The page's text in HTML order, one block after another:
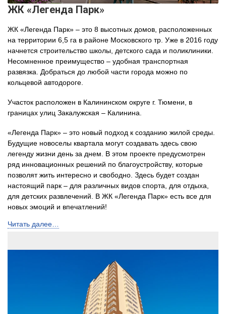
ЖК «Легенда Парк»
ЖК «Легенда Парк» – это 8 высотных домов, расположенных
на территории 6,5 га в районе Московского тр. Уже в 2016 году
начнется строительство школы, детского сада и поликлиники.
Несомненное преимущество – удобная транспортная
развязка. Добраться до любой части города можно по
кольцевой автодороге.
Участок расположен в Калининском округе г. Тюмени, в
границах улиц Закалужская – Калинина.
«Легенда Парк» – это новый подход к созданию жилой среды.
Будущие новоселы квартала могут создавать здесь свою
легенду жизни день за днем. В этом проекте предусмотрен
ряд инновационных решений по благоустройству, которые
позволят жить интересно и свободно. Здесь будет создан
настоящий парк – для различных видов спорта, для отдыха,
для детских развлечений. В ЖК «Легенда Парк» есть все для
новых эмоций и впечатлений!
Новый стандарт жилья «Квартира+» – это больше, чем
«Легенда Парк» – это территория счастливого детства! Всего в
квартале будет пять интересных, безопасных детских
площадок. На одной из них – большой игровой комплекс –
корабль, где ваши дети смогут почувствовать себя настоящими
Читать далее…